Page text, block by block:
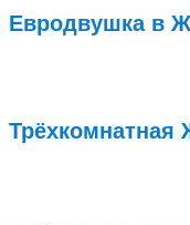
Евродвушка в
Трёхкомнатная